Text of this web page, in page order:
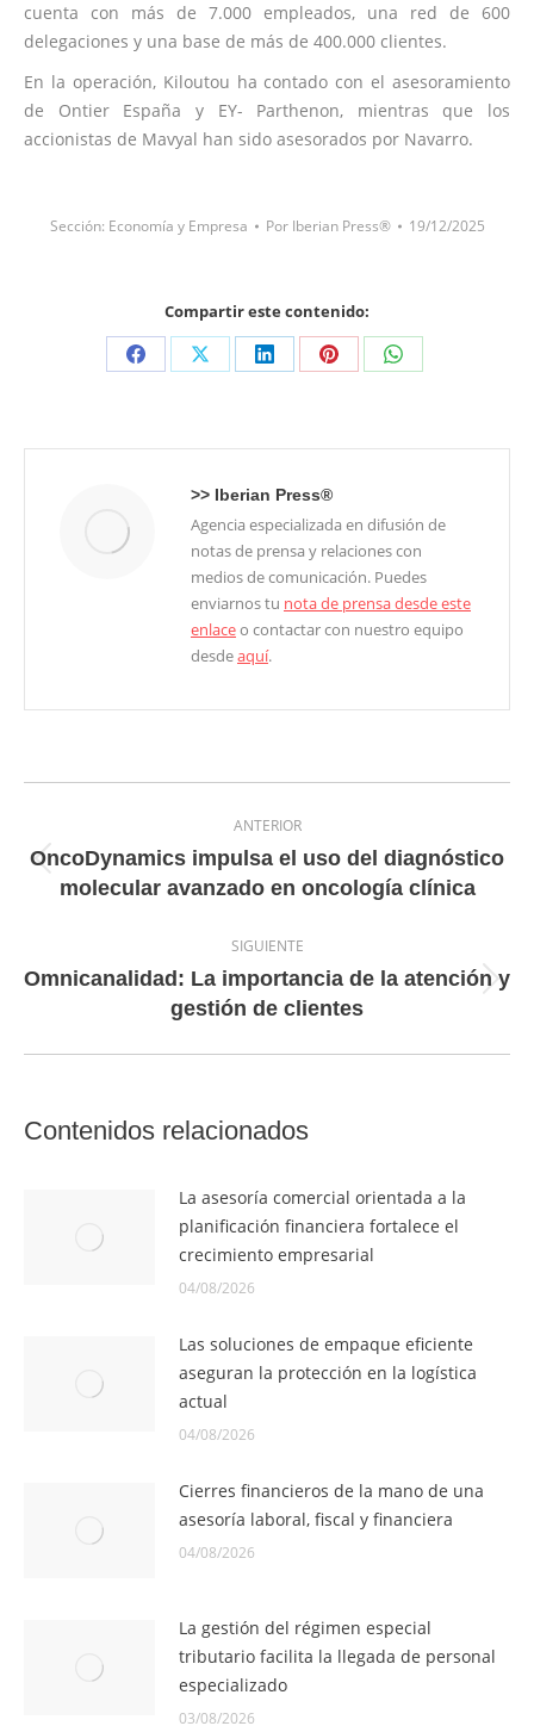
cuenta con más de 7.000 empleados, una red de 600
delegaciones y una base de más de 400.000 clientes.
En la operación, Kiloutou ha contado con el asesoramiento
de Ontier España y EY- Parthenon, mientras que los
accionistas de Mavyal han sido asesorados por Navarro.
Sección: Economía y Empresa Por Iberian Press® 19/12/2025
Compartir este contenido:
Share
Facebook
Share
X
Share
LinkedIn
Share
Pinterest
Share
WhatsApp
>> Iberian Press®
Agencia especializada en difusión de
notas de prensa y relaciones con
medios de comunicación. Puedes
enviarnos tu nota de prensa desde este
enlaceo contactar con nuestro equipo
desdeaquí.
entre
entradas
ANTERIOR
Entrada
anterior:
OncoDynamics impulsa el uso del diagnóstico
molecular avanzado en oncología clínica
SIGUIENTE
Entrada
siguiente:
Omnicanalidad: La importancia de la atención y
gestión de clientes
Contenidos relacionados
La asesoría comercial orientada a la
planificación financiera fortalece el
crecimiento empresarial
04/08/2026
Las soluciones de empaque eficiente
aseguran la protección en la logística
actual
04/08/2026
Cierres financieros de la mano de una
asesoría laboral, fiscal y financiera
04/08/2026
La gestión del régimen especial
tributario facilita la llegada de personal
especializado
03/08/2026